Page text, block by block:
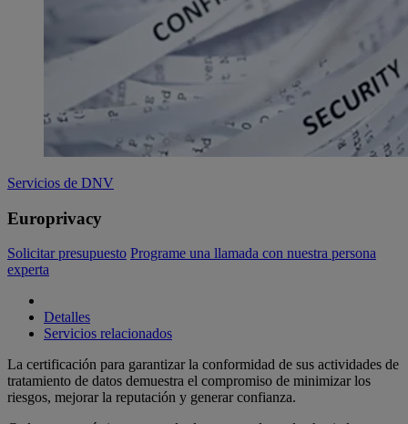
Servicios de DNV
Europrivacy
Solicitar presupuesto Programe una llamada con nuestra persona
experta
Detalles
Servicios relacionados
La certificación para garantizar la conformidad de sus actividades de
tratamiento de datos demuestra el compromiso de minimizar los
riesgos, mejorar la reputación y generar confianza.